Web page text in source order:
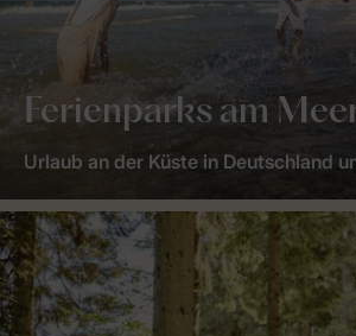
Ferienparks am
Urlaub an der Küste in Deutschland